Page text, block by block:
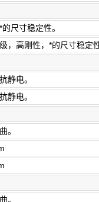
尺寸稳定性。
，高刚性，*的尺寸稳定
静电。
静电。
。
。